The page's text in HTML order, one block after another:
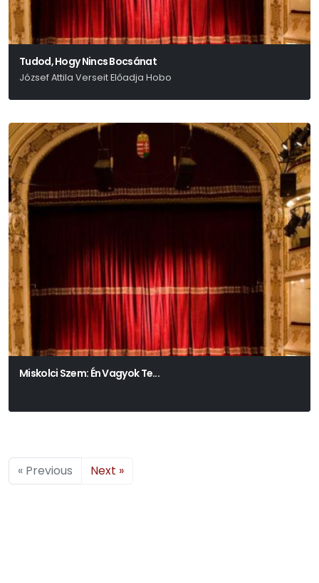
Tudod, Hogy Nincs Bocsánat
József Attila Verseit Előadja Hobo
Miskolci Szem: Én Vagyok Te...
« Previous Next »